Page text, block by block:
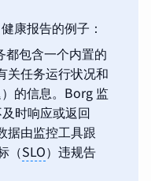
康报告的例子：
都包含一个内置的
关任务运行状况和
的信息。Borg 监
时响应或返回
据由监控工具跟
（SLO）违规告